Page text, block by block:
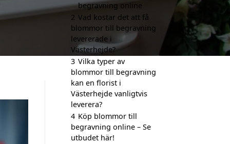
begravning online
2 Vad kostar det att få
blommor till begravning
levererade i
Västerhejde?
3 Vilka typer av
blommor till begravning
kan en florist i
Västerhejde vanligtvis
leverera?
4 Köp blommor till
begravning online – Se
utbudet här!